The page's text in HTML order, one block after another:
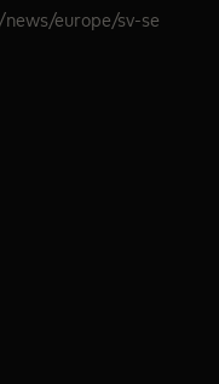
europe/sv-se